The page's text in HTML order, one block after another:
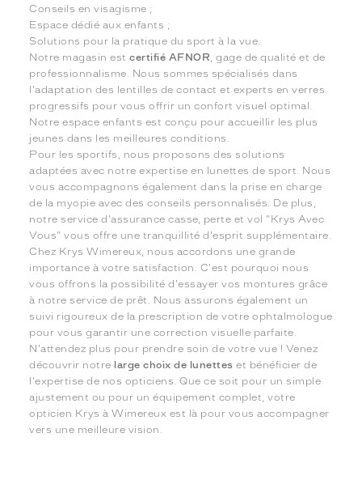
Conseils en visagisme ;
Espace dédié aux enfants ;
Solutions pour la pratique du sport à la vue.
Notre magasin estcertifié AFNOR, gage de qualité et de
professionnalisme. Nous sommes spécialisés dans
l'adaptation des lentilles de contact et experts en verres
progressifs pour vous offrir un confort visuel optimal.
Notre espace enfants est conçu pour accueillir les plus
jeunes dans les meilleures conditions.
Pour les sportifs, nous proposons des solutions
adaptées avec notre expertise en lunettes de sport. Nous
vous accompagnons également dans la prise en charge
de la myopie avec des conseils personnalisés. De plus,
notre service d'assurance casse, perte et vol "Krys Avec
Vous" vous offre une tranquillité d'esprit supplémentaire.
Chez Krys Wimereux, nous accordons une grande
importance à votre satisfaction. C'est pourquoi nous
vous offrons la possibilité d'essayer vos montures grâce
à notre service de prêt. Nous assurons également un
suivi rigoureux de la prescription de votre ophtalmologue
pour vous garantir une correction visuelle parfaite.
N'attendez plus pour prendre soin de votre vue ! Venez
découvrir notre large choix de lunettes et bénéficier de
l'expertise de nos opticiens. Que ce soit pour un simple
ajustement ou pour un équipement complet, votre
opticien Krys à Wimereux est là pour vous accompagner
vers une meilleure vision.